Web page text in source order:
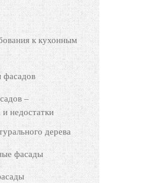
к кухонным
–
недостатки
дерева
фасады